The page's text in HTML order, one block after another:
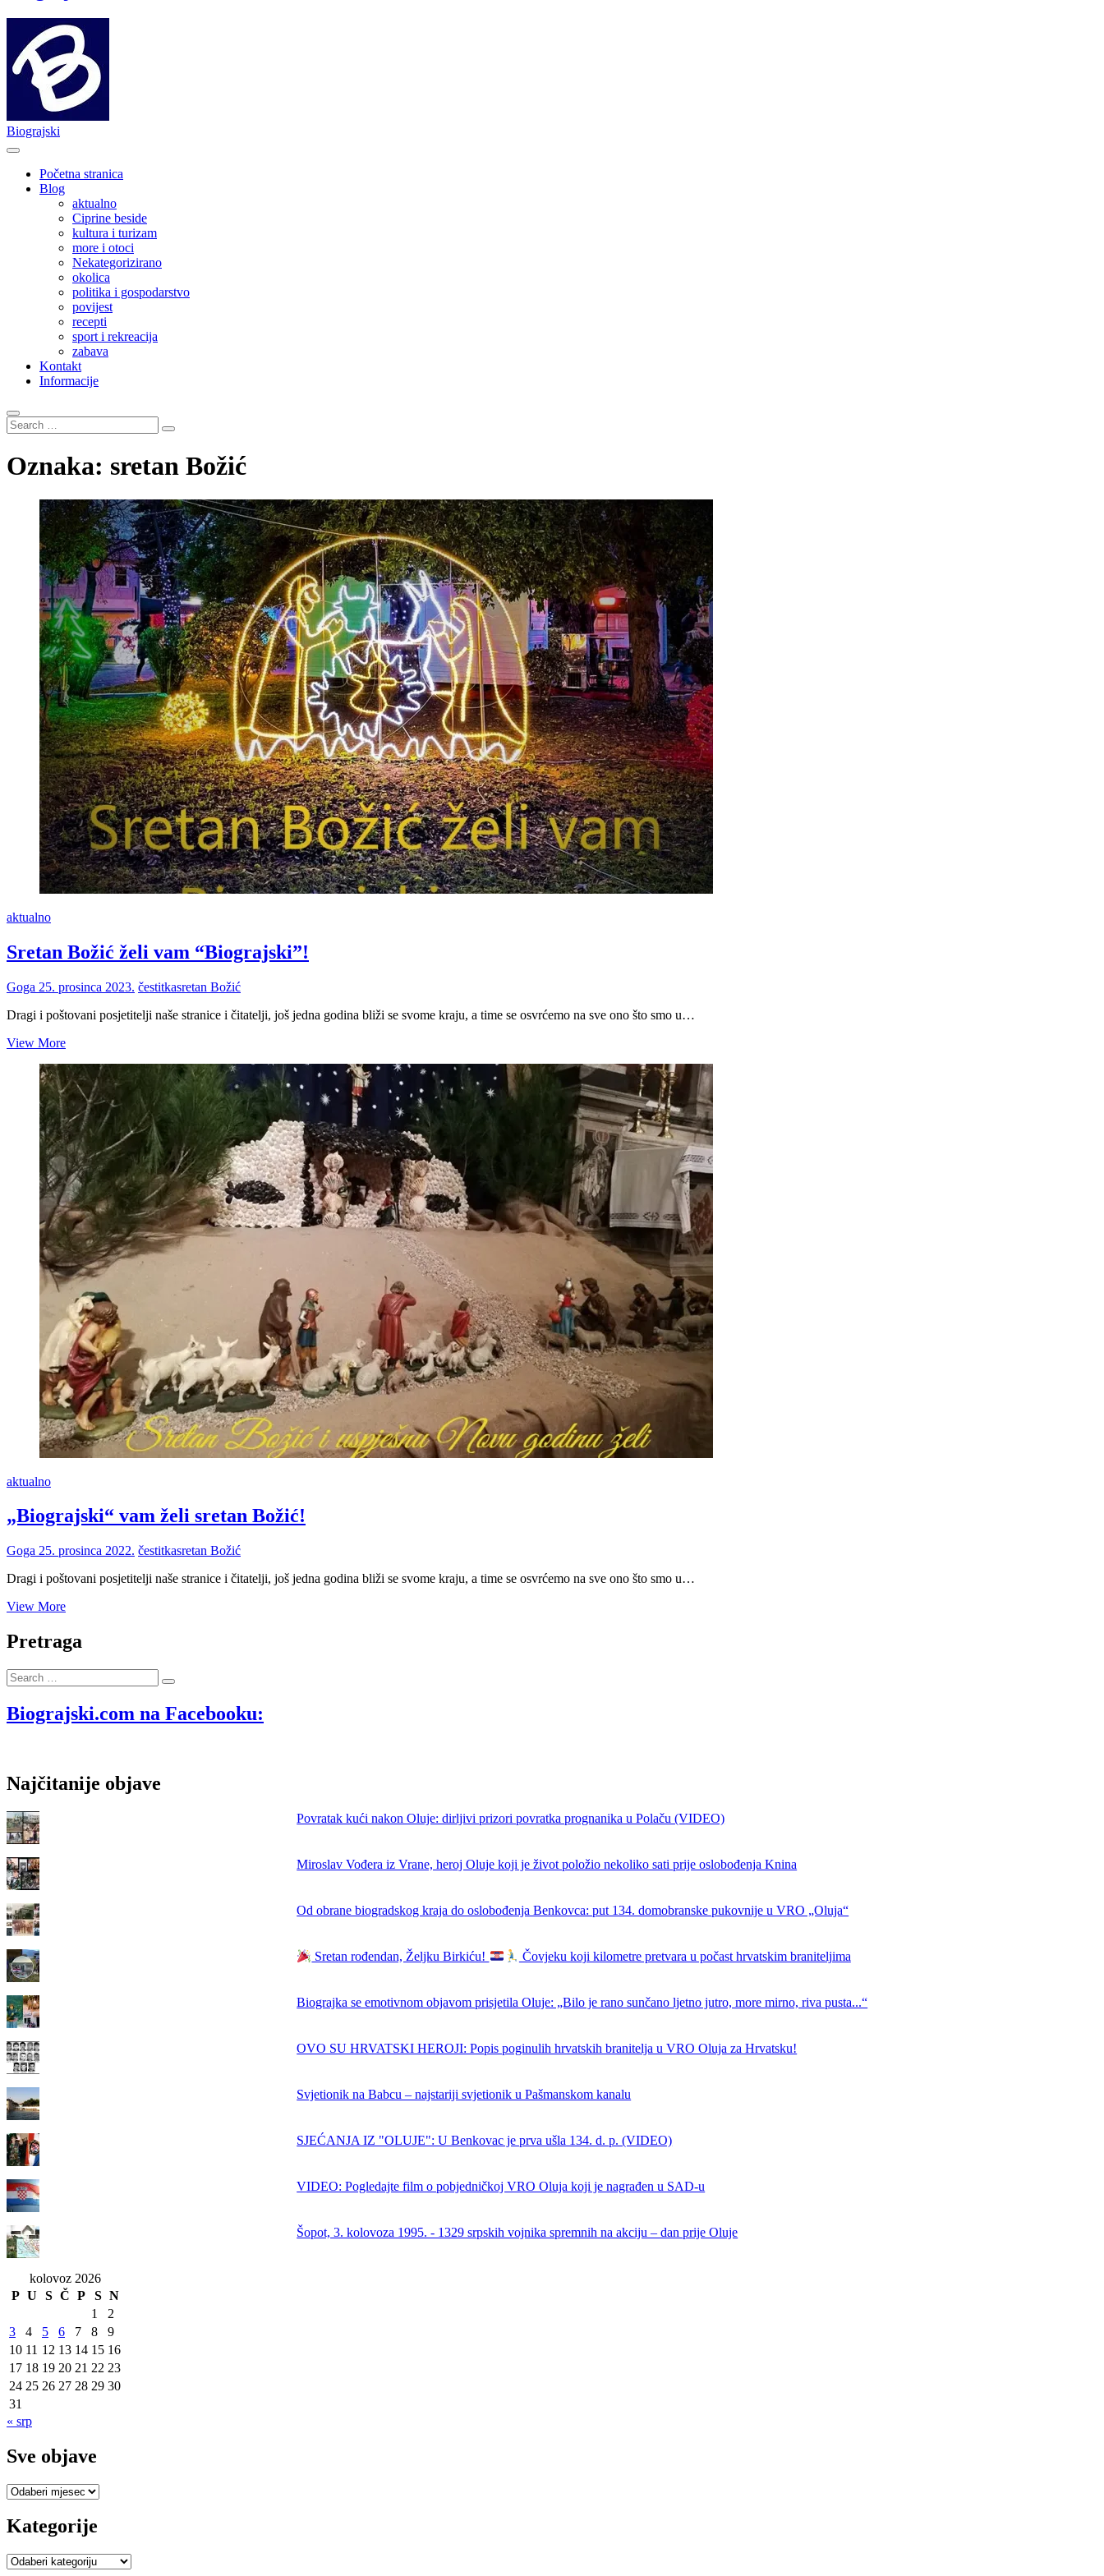
Biograjski
Početna stranica
Blog
aktualno
Ciprine beside
kultura i turizam
more i otoci
Nekategorizirano
okolica
politika i gospodarstvo
povijest
recepti
sport i rekreacija
zabava
Kontakt
Informacije
Search
…
Oznaka: sretan Božić
aktualno
Sretan Božić želi vam “Biograjski”!
Goga 25. prosinca 2023. čestitkasretan Božić
Dragi i poštovani posjetitelji naše stranice i čitatelji, još jedna godina bliži se svome kraju, a time se osvrćemo na sve ono što smo u…
View MoreSretan
želi
vam
“Biograjski”!
aktualno
„Biograjski“ vam želi sretan Božić!
Goga 25. prosinca 2022. čestitkasretan Božić
Dragi i poštovani posjetitelji naše stranice i čitatelji, još jedna godina bliži se svome kraju, a time se osvrćemo na sve ono što smo u…
View More„Biograjski“
želi
sretan
Pretraga
Search
…
Biograjski.com na Facebooku:
Najčitanije objave
Povratak kući nakon Oluje: dirljivi prizori povratka prognanika u Polaču (VIDEO)
Miroslav Vođera iz Vrane, heroj Oluje koji je život položio nekoliko sati prije oslobođenja Knina
Od obrane biogradskog kraja do oslobođenja Benkovca: put 134. domobranske pukovnije u VRO „Oluja“
Sretan rođendan, Željku Birkiću! Čovjeku koji kilometre pretvara u počast hrvatskim braniteljima
Biograjka se emotivnom objavom prisjetila Oluje: „Bilo je rano sunčano ljetno jutro, more mirno, riva pusta...“
OVO SU HRVATSKI HEROJI: Popis poginulih hrvatskih branitelja u VRO Oluja za Hrvatsku!
Svjetionik na Babcu – najstariji svjetionik u Pašmanskom kanalu
SJEĆANJA IZ "OLUJE": U Benkovac je prva ušla 134. d. p. (VIDEO)
VIDEO: Pogledajte film o pobjedničkoj VRO Oluja koji je nagrađen u SAD-u
Šopot, 3. kolovoza 1995. - 1329 srpskih vojnika spremnih na akciju – dan prije Oluje
kolovoz 2026
P U S Č P S N
1
2
3
4 5 6 7 8
9
10 11 12 13 14 15 16
17 18 19 20 21 22 23
24 25 26 27 28 29 30
31
« srp
Sve objave
Sve
Kategorije
Kategorije